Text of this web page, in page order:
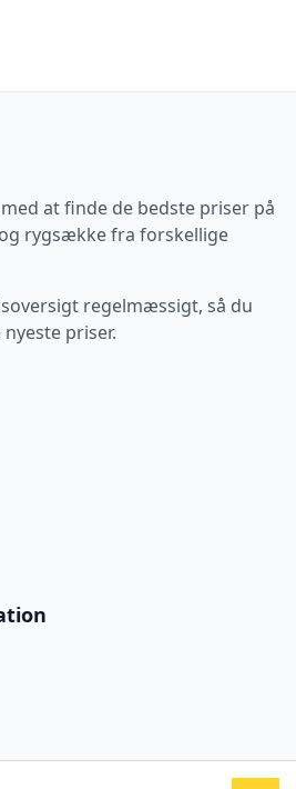
at finde de bedste priser på
rygsække fra forskellige
regelmæssigt, så du
priser.